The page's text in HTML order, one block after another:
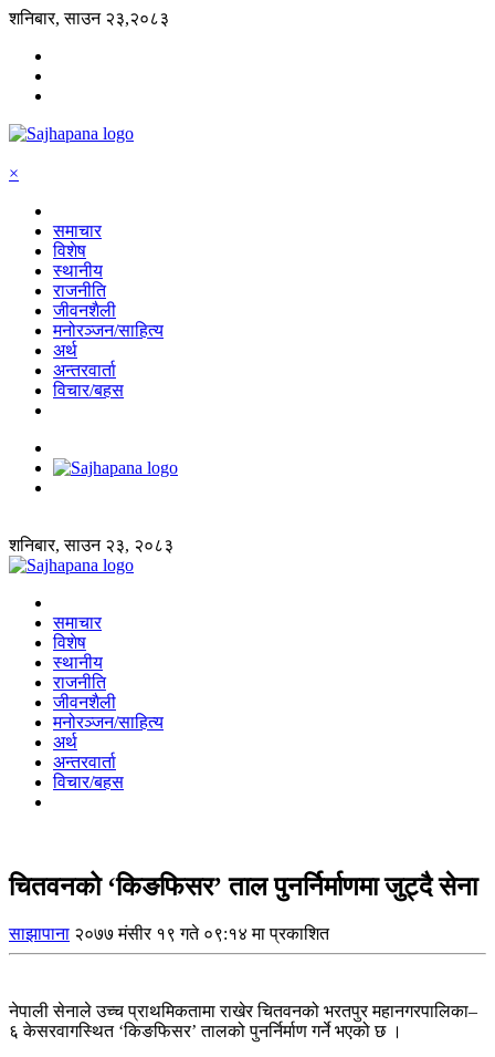
शनिबार, साउन २३,२०८३
×
समाचार
विशेष
स्थानीय
राजनीति
जीवनशैली
मनोरञ्जन/साहित्य
अर्थ
अन्तरवार्ता
विचार/बहस
शनिबार, साउन २३, २०८३
समाचार
विशेष
स्थानीय
राजनीति
जीवनशैली
मनोरञ्जन/साहित्य
अर्थ
अन्तरवार्ता
विचार/बहस
चितवनको ‘किङफिसर’ ताल पुनर्निर्माणमा जुट्दै सेना
साझापाना २०७७ मंसीर १९ गते ०९:१४ मा प्रकाशित
नेपाली सेनाले उच्च प्राथमिकतामा राखेर चितवनको भरतपुर महानगरपालिका–
६ केसरवागस्थित ‘किङफिसर’ तालको पुनर्निर्माण गर्ने भएको छ ।